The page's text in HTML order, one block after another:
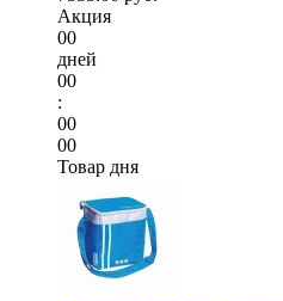
Акция
00
дней
00
:
00
00
Товар дня